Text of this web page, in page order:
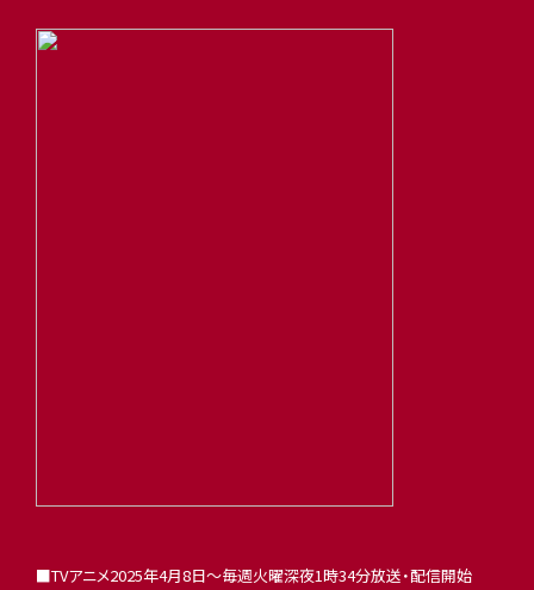
■TVアニメ2025年4月8日〜毎週火曜深夜1時34分放送・配信開始